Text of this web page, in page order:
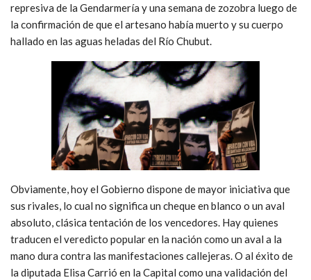
represiva de la Gendarmería y una semana de zozobra luego de
la confirmación de que el artesano había muerto y su cuerpo
hallado en las aguas heladas del Río Chubut.
Obviamente, hoy el Gobierno dispone de mayor iniciativa que
sus rivales, lo cual no significa un cheque en blanco o un aval
absoluto, clásica tentación de los vencedores. Hay quienes
traducen el veredicto popular en la nación como un aval a la
mano dura contra las manifestaciones callejeras. O al éxito de
la diputada Elisa Carrió en la Capital como una validación del